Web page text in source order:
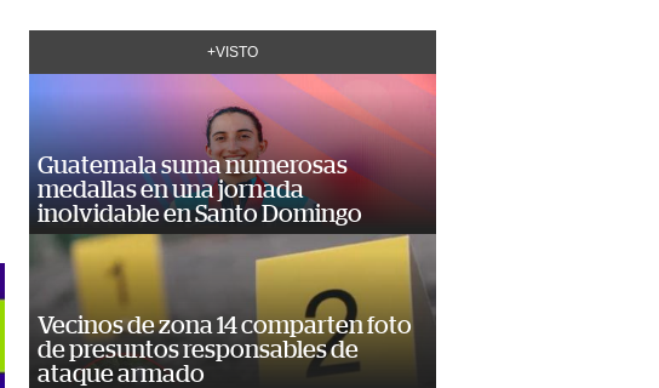
+VISTO
Guatemala suma numerosas
medallas en una jornada
inolvidable en Santo Domingo
Vecinos de zona 14 comparten foto
de presuntos responsables de
ataque armado